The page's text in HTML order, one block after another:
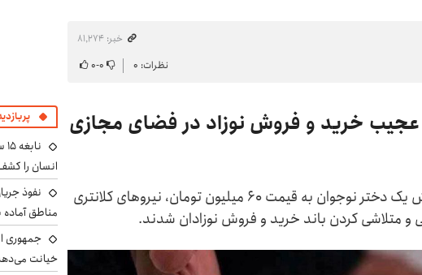
خبر: ۸۱٬۲۷۴
نظرات: ۰ ۰-۰
خرید و فروش نوزاد در فضای مجازی
در پی افشای ماجرای تلخ فروش یک دختر نوجوان به قیمت ۶۰ میلیون تومان، نیروهای کلانتری
متلاشی کردن باند خرید و فروش نوزادان شدند.
انسان را
نفوذ
مناطق آماده
جمهوری
خیانت